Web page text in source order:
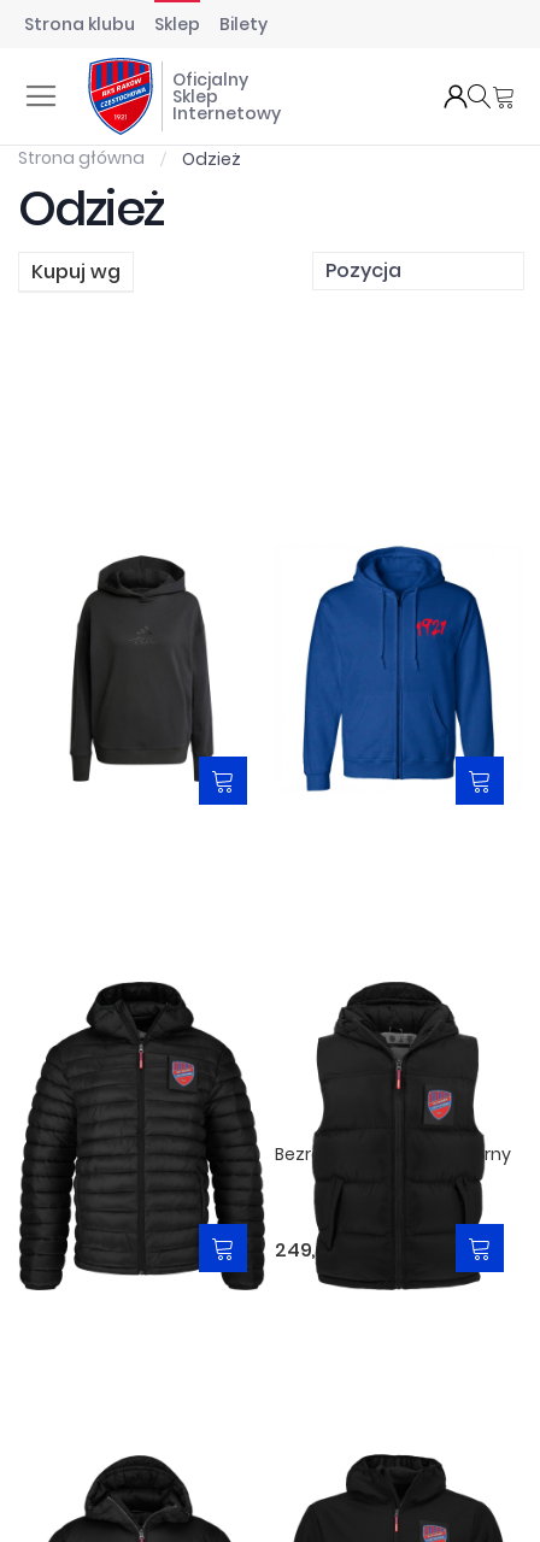
Strona klubu Sklep Bilety
Oficjalny
Sklep
Internetowy
Strona główna Odzież
Odzież
Bluza adidas damska - haft
279,00 zł
Bluza dziecięca rozpinana
niebieska - czapka
139,00 zł
Kurtka męska pikowana -
czarna
279,00 zł
Bezrękawnik puffer - czarny
249,00 zł
Kupuj wg